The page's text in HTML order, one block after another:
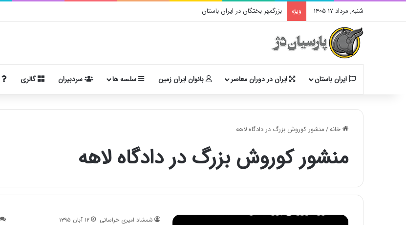
شنبه, مرداد ۱۷ ۱۴۰۵ ویژه بزرگمهر بختگان در ایران باستان
ایران باستان ایران در دوران معاصر بانوان ایران زمین سلسه ها سردبیران گالری
خانه/منشور کوروش بزرگ در دادگاه لاهه
منشور کوروش بزرگ در دادگاه لاهه
شمشاد امیری خراسانی ۱۲ آبان ۱۳۹۵